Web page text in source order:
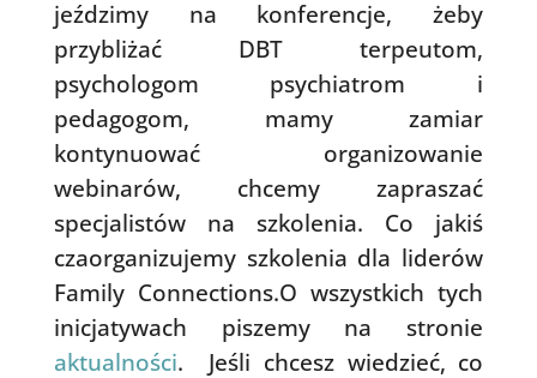
jeździmy na konferencje, żeby
przybliżać DBT terpeutom,
psychologom psychiatrom i
pedagogom, mamy zamiar
kontynuować organizowanie
webinarów, chcemy zapraszać
specjalistów na szkolenia. Co jakiś
czaorganizujemy szkolenia dla liderów
Family Connections.O wszystkich tych
inicjatywach piszemy na stronie
aktualności.
Jeśli chcesz wiedzieć, co